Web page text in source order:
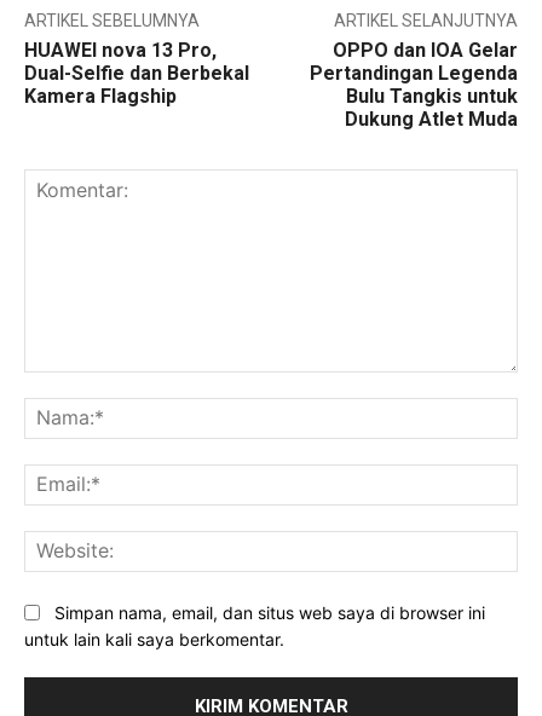
ARTIKEL SEBELUMNYA
HUAWEI nova 13 Pro,
Dual-Selfie dan Berbekal
Kamera Flagship
ARTIKEL SELANJUTNYA
OPPO dan IOA Gelar
Pertandingan Legenda
Bulu Tangkis untuk
Dukung Atlet Muda
Simpan nama, email, dan situs web saya di browser ini
untuk lain kali saya berkomentar.